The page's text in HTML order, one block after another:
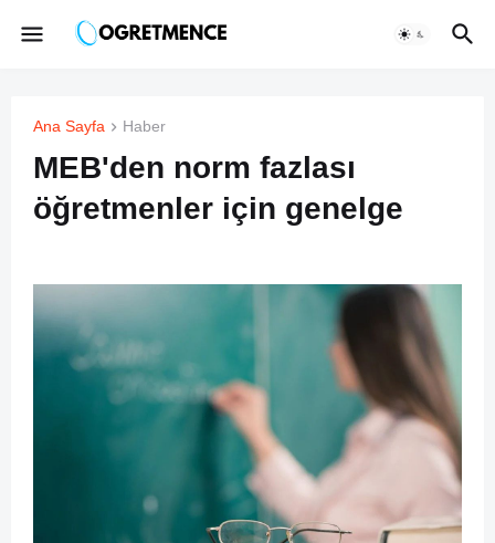
Ana Sayfa Haber
MEB'den norm fazlası
öğretmenler için genelge